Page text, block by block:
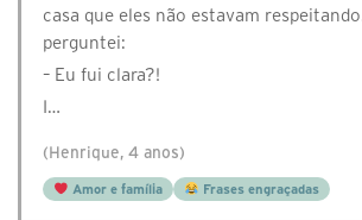
casa que eles não estavam
perguntei:
– Eu fui clara?!
I…
(Henrique, 4 anos)
Amor e família Frases engraçadas